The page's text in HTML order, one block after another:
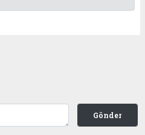
Gönder